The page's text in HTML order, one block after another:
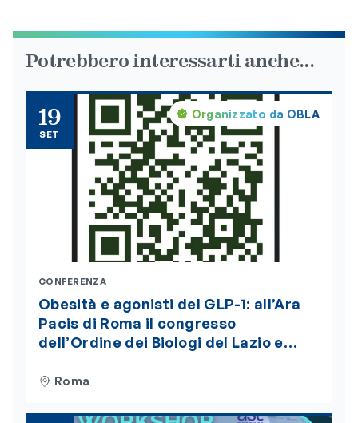
Potrebbero interessarti anche...
Organizzato da OBLA
19
SET
CONFERENZA
Obesità e agonisti del GLP-1: all’Ara
Pacis di Roma il congresso
dell’Ordine dei Biologi del Lazio e
Roma